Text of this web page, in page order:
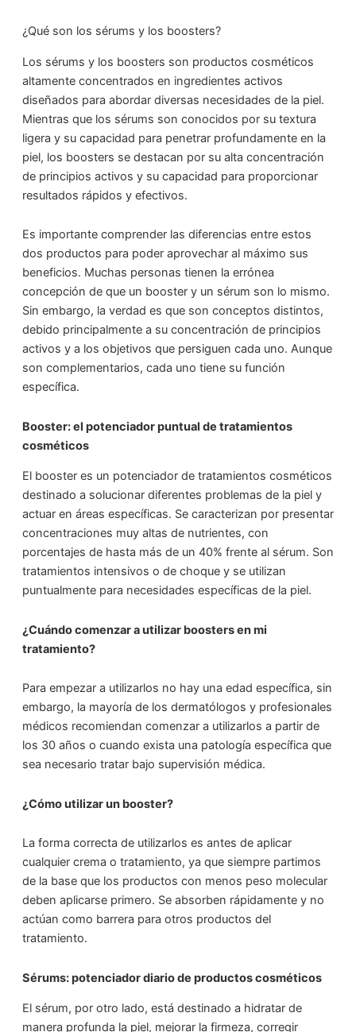
¿Qué son los sérums y los boosters?
Los sérums y los boosters son productos cosméticos
altamente concentrados en ingredientes activos
diseñados para abordar diversas necesidades de la piel.
Mientras que los sérums son conocidos por su textura
ligera y su capacidad para penetrar profundamente en la
piel, los boosters se destacan por su alta concentración
de principios activos y su capacidad para proporcionar
resultados rápidos y efectivos.
Es importante comprender las diferencias entre estos
dos productos para poder aprovechar al máximo sus
beneficios. Muchas personas tienen la errónea
concepción de que un booster y un sérum son lo mismo.
Sin embargo, la verdad es que son conceptos distintos,
debido principalmente a su concentración de principios
activos y a los objetivos que persiguen cada uno. Aunque
son complementarios, cada uno tiene su función
específica.
Booster: el potenciador puntual de tratamientos
cosméticos
El booster es un potenciador de tratamientos cosméticos
destinado a solucionar diferentes problemas de la piel y
actuar en áreas específicas. Se caracterizan por presentar
concentraciones muy altas de nutrientes, con
porcentajes de hasta más de un 40% frente al sérum. Son
tratamientos intensivos o de choque y se utilizan
puntualmente para necesidades específicas de la piel.
¿Cuándo comenzar a utilizar boosters en mi
tratamiento?
Para empezar a utilizarlos no hay una edad específica, sin
embargo, la mayoría de los dermatólogos y profesionales
médicos recomiendan comenzar a utilizarlos a partir de
los 30 años o cuando exista una patología específica que
sea necesario tratar bajo supervisión médica.
¿Cómo utilizar un booster?
La forma correcta de utilizarlos es antes de aplicar
cualquier crema o tratamiento, ya que siempre partimos
de la base que los productos con menos peso molecular
deben aplicarse primero. Se absorben rápidamente y no
actúan como barrera para otros productos del
tratamiento.
Sérums: potenciador diario de productos cosméticos
El sérum, por otro lado, está destinado a hidratar de
manera profunda la piel, mejorar la firmeza, corregir